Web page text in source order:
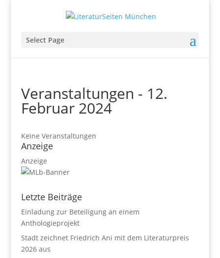
Select Page
Veranstaltungen - 12.
Februar 2024
Keine Veranstaltungen
Anzeige
Anzeige
Letzte Beiträge
Einladung zur Beteiligung an einem
Anthologieprojekt
Stadt zeichnet Friedrich Ani mit dem Literaturpreis
2026 aus